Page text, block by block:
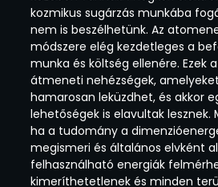
kozmikus sugárzás munkába
nem is beszélhetünk. Az
módszere elég kezdetleges a
munka és költség ellenére. Ezek
átmeneti nehézségek, amelyeket
hamarosan leküzdhet, és akkor
lehetőségek is elavultak lesznek.
ha a tudomány a
megismeri és általános elvként
felhasználható energiák
kimeríthetetlenek és minden